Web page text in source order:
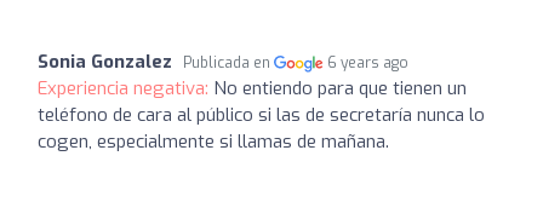
Sonia Gonzalez Publicada en 6 years ago
Experiencia negativa: No entiendo para que tienen un
teléfono de cara al público si las de secretaría nunca lo
cogen, especialmente si llamas de mañana.